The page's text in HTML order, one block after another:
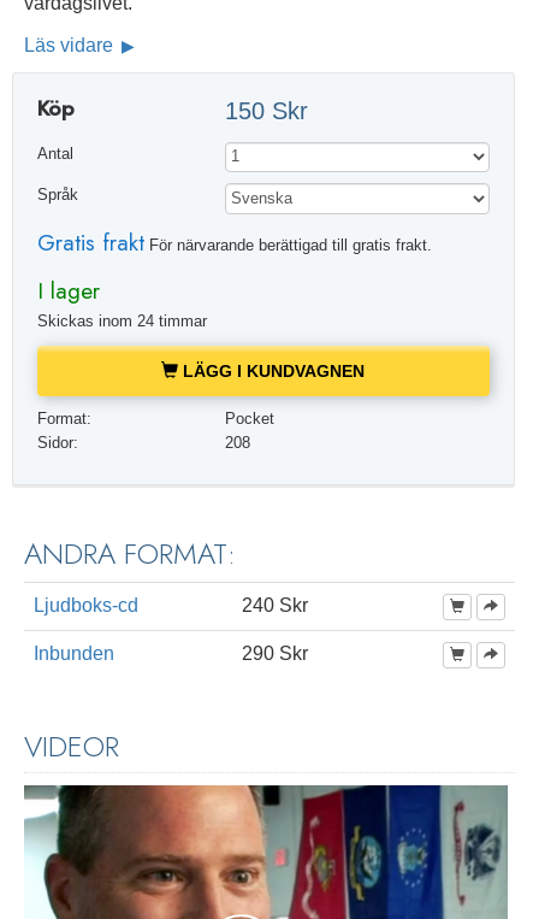
Läs vidare
Köp 150 Skr
Antal
Språk
Gratis fraktFör närvarande berättigad till gratis frakt.
I lager
Skickas inom 24 timmar
LÄGG I KUNDVAGNEN
Format:
Pocket
Sidor:
208
ANDRA FORMAT:
Ljudboks-cd 240 Skr
Inbunden 290 Skr
VIDEOR